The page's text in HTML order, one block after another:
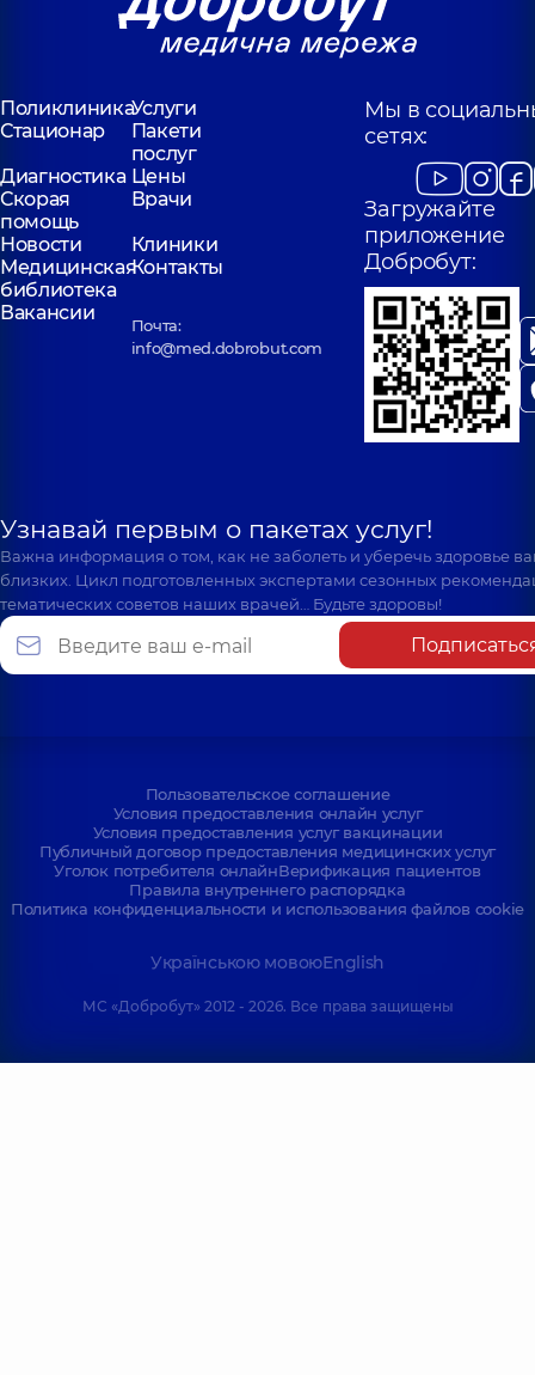
ПоликлиникаУслуги
Стационар
Пакети
послуг
Диагностика Цены
Скорая
помощь
Врачи
Новости
Клиники
Медицинская
библиотека
Контакты
Вакансии
Почта:
info@med.dobrobut.com
Мы в
сетях:
Загружайте
приложение
Добробут:
Узнавай первым о пакетах услуг!
Важна информация о том, как не заболеть и уберечь здоровье
близких. Цикл подготовленных экспертами сезонных
тематических советов наших врачей… Будьте здоровы!
Пользовательское соглашение
Условия предоставления онлайн услуг
Условия предоставления услуг вакцинации
Публичный договор предоставления медицинских услуг
Уголок потребителя онлайнВерификация пациентов
Правила внутреннего распорядка
Политика конфиденциальности и использования файлов cookie
Українською мовоюEnglish
МС «Добробут» 2012 - 2026. Все права защищены